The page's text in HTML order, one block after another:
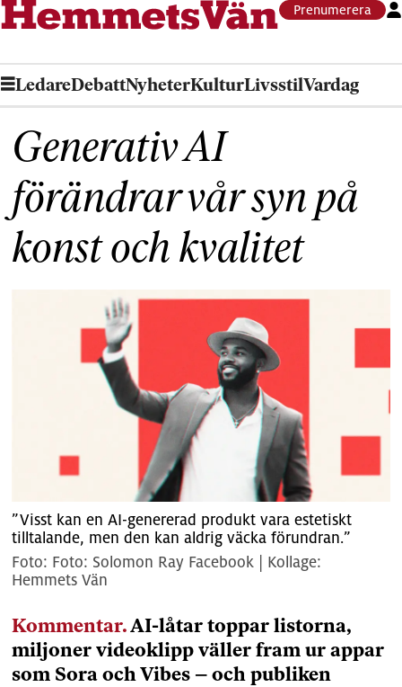
Prenumerera
LedareDebattNyheterKulturLivsstilVardag
Generativ AI
förändrar vår syn på
konst och kvalitet
”Visst kan en AI-genererad produkt vara estetiskt
tilltalande, men den kan aldrig väcka förundran.”
Foto: Solomon Ray Facebook | Kollage:
Hemmets Vän
Kommentar.AI-låtar toppar listorna,
miljoner videoklipp väller fram ur appar
som Sora och Vibes – och publiken